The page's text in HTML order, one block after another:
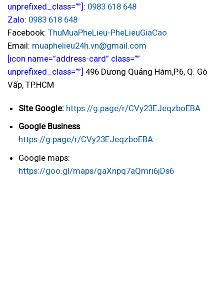
unprefixed_class=””] : 0983 618 648
Zalo: 0983 618 648
Facebook: ThuMuaPheLieu-PheLieuGiaCao
Email: muaphelieu24h.vn@gmail.com
[icon name=”address-card” class=””
unprefixed_class=””] 496 Dương Quảng Hàm,P.6, Q. Gò
Vấp, TP.HCM
Site Google: https://g.page/r/CVy23EJeqzboEBA
Google Business:
https://g.page/r/CVy23EJeqzboEBA
Google maps:
https://goo.gl/maps/gaXnpq7aQmri6jDs6